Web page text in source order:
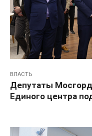
ВЛАСТЬ
Депутаты
Единого центра